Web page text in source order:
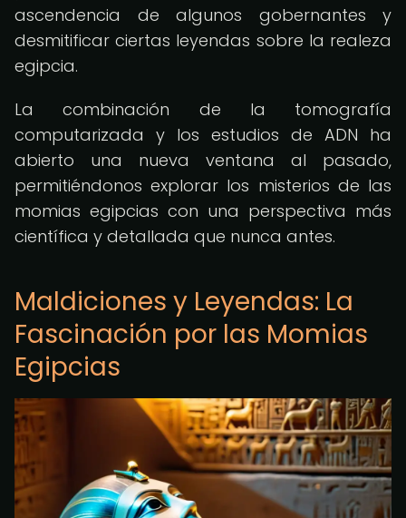
ascendencia de algunos gobernantes y
desmitificar ciertas leyendas sobre la realeza
egipcia.
La combinación de la tomografía
computarizada y los estudios de ADN ha
abierto una nueva ventana al pasado,
permitiéndonos explorar los misterios de las
momias egipcias con una perspectiva más
científica y detallada que nunca antes.
Maldiciones y Leyendas: La
Fascinación por las Momias
Egipcias